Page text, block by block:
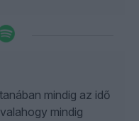
mindig az idő
mindig